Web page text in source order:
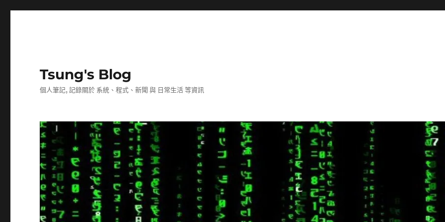
Tsung's Blog
個人筆記, 記錄關於 系統、程式、新聞 與 日常生活 等資訊